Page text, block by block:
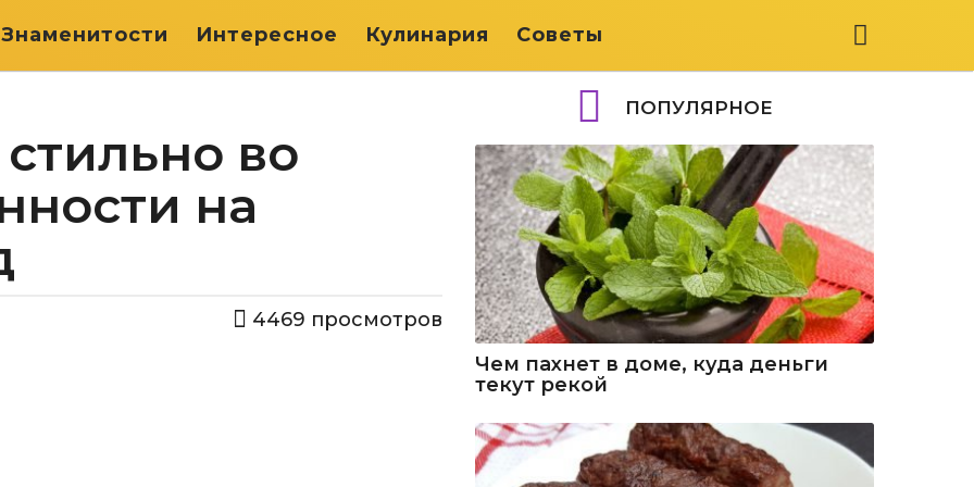
Знаменитости Интересное Кулинария Советы
во
на
4469 просмотров
ПОПУЛЯРНОЕ
Чем пахнет в доме, куда деньги
текут рекой